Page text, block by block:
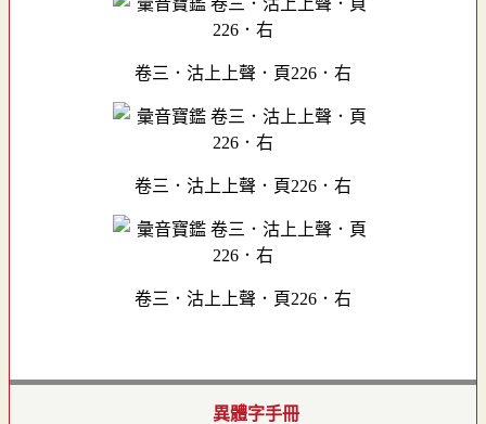
卷三．沽上上聲．頁226．右
卷三．沽上上聲．頁226．右
卷三．沽上上聲．頁226．右
異體字手冊